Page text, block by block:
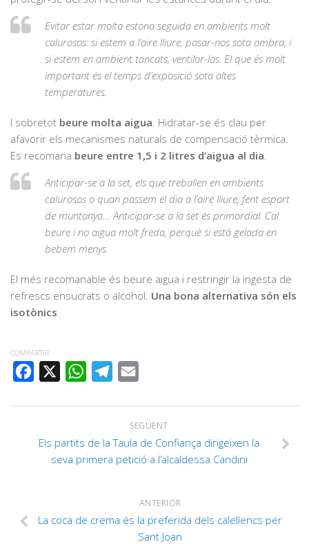
Evitar estar molta estona seguida en ambients molt
calurosos: si estem a l’aire lliure, posar-nos sota ombra, i
si estem en ambient tancats, ventilar-los. El que és molt
important és el temps d’exposició sota altes
temperatures.
I sobretot beure molta aigua . Hidratar-se és clau per
afavorir els mecanismes naturals de compensació tèrmica.
Es recomana beure entre 1,5 i 2 litres d’aigua al dia
Anticipar-se a la set, els que treballen en ambients
calurosos o quan passem el dia a l’aire lliure, fent esport
de muntanya… Anticipar-se a la set és primordial. Cal
beure i no aigua molt freda, perquè si està gelada en
bebem menys.
El més recomanable és beure aigua i restringir la ingesta de
refrescs ensucrats o alcohol. Una bona alternativa són els
isotònics
COMPARTIR
FACEBOOK
WHATSAPPTELEGRAM
SEGÜENT
Els partits de la Taula de Confiança dirigeixen la
seva primera petició a l’alcaldessa Candini
ANTERIOR
La coca de crema és la preferida dels calellencs per
Sant Joan